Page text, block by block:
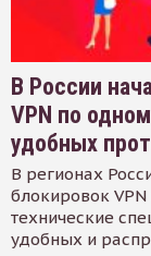
В России
VPN по
удобных
В регионах
блокировок
технические
удобных и